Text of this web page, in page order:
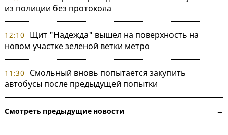
из полиции без протокола
12:10
Щит "Надежда" вышел на поверхность на
новом участке зеленой ветки метро
11:30
Смольный вновь попытается закупить
автобусы после предыдущей попытки
Смотреть предыдущие новости →